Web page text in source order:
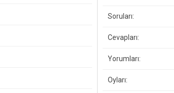
Soruları:
Cevapları:
Yorumları:
Oyları: